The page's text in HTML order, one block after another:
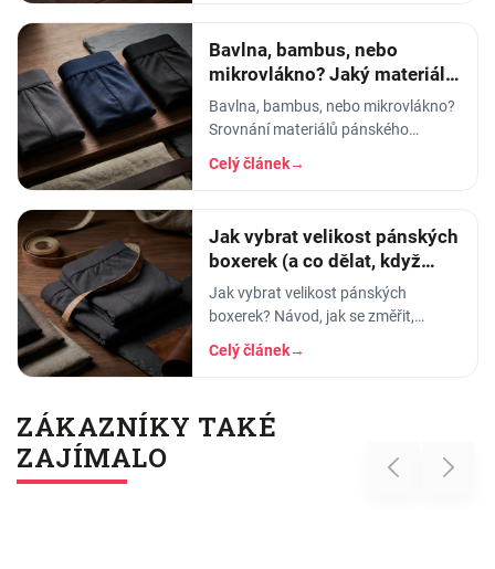
Bavlna, bambus, nebo
mikrovlákno? Jaký materiál
pánského prádla vybrat
Bavlna, bambus, nebo mikrovlákno?
Srovnání materiálů pánského
spodního prádla - prodyšnost,
savost, trvanlivost a pro koho se
Celý článek→
Jak vybrat velikost pánských
boxerek (a co dělat, když
tlačí)
Jak vybrat velikost pánských
boxerek? Návod, jak se změřit,
orientační tabulka velikostí a tipy, co
dělat, když boxerky tlačí nebo se
Celý článek→
ZÁKAZNÍKY TAKÉ
ZAJÍMALO
Previous Next